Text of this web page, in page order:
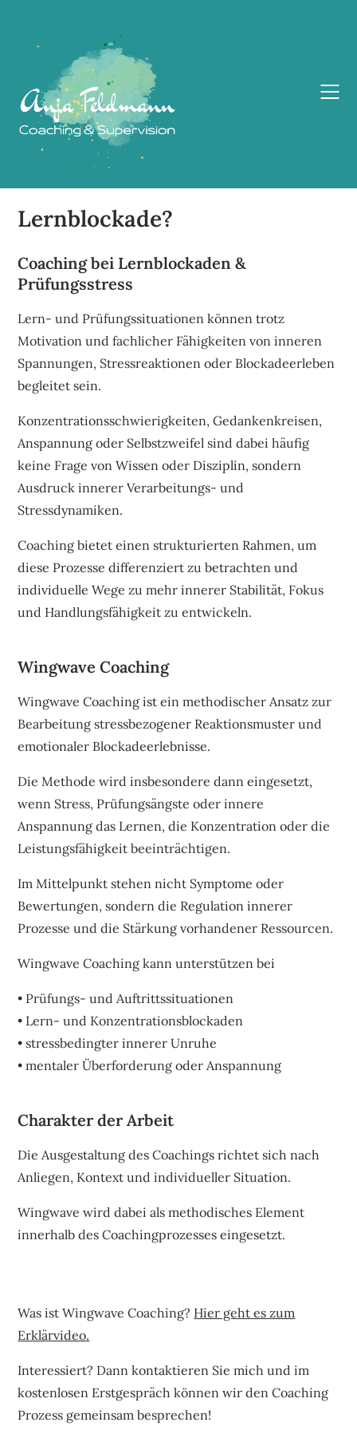
content
Lernblockade?
Coaching bei Lernblockaden &
Prüfungsstress
Lern- und Prüfungssituationen können trotz
Motivation und fachlicher Fähigkeiten von inneren
Spannungen, Stressreaktionen oder Blockadeerleben
begleitet sein.
Konzentrationsschwierigkeiten, Gedankenkreisen,
Anspannung oder Selbstzweifel sind dabei häufig
keine Frage von Wissen oder Disziplin, sondern
Ausdruck innerer Verarbeitungs- und
Stressdynamiken.
Coaching bietet einen strukturierten Rahmen, um
diese Prozesse differenziert zu betrachten und
individuelle Wege zu mehr innerer Stabilität, Fokus
und Handlungsfähigkeit zu entwickeln.
Wingwave Coaching
Wingwave Coaching ist ein methodischer Ansatz zur
Bearbeitung stressbezogener Reaktionsmuster und
emotionaler Blockadeerlebnisse.
Die Methode wird insbesondere dann eingesetzt,
wenn Stress, Prüfungsängste oder innere
Anspannung das Lernen, die Konzentration oder die
Leistungsfähigkeit beeinträchtigen.
Im Mittelpunkt stehen nicht Symptome oder
Bewertungen, sondern die Regulation innerer
Prozesse und die Stärkung vorhandener Ressourcen.
Wingwave Coaching kann unterstützen bei
• Prüfungs- und Auftrittssituationen
• Lern- und Konzentrationsblockaden
• stressbedingter innerer Unruhe
• mentaler Überforderung oder Anspannung
Charakter der Arbeit
Die Ausgestaltung des Coachings richtet sich nach
Anliegen, Kontext und individueller Situation.
Wingwave wird dabei als methodisches Element
innerhalb des Coachingprozesses eingesetzt.
Was ist Wingwave Coaching? Hier geht es zum
Erklärvideo.
Interessiert? Dann kontaktieren Sie mich und im
kostenlosen Erstgespräch können wir den Coaching
Prozess gemeinsam besprechen!